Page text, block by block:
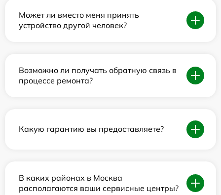
Может ли вместо меня принять
устройство другой человек?
Возможно ли получать обратную связь в
процессе ремонта?
Какую гарантию вы предоставляете?
В каких районах в Москва
располагаются ваши сервисные центры?